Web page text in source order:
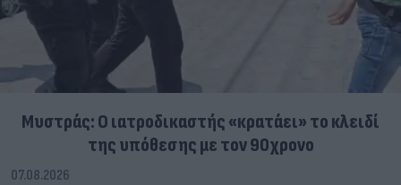
Μυστράς: Ο ιατροδικαστής «κρατάει» το κλειδί
της υπόθεσης με τον 90χρονο
07.08.2026